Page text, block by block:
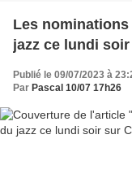
Les
jazz ce lundi
Publié le 09/07/2023 à
Par Pascal 10/07 17h26